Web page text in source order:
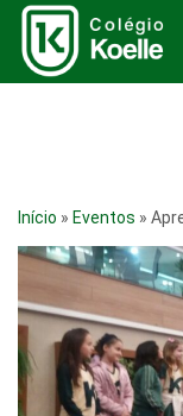
Início » Eventos »